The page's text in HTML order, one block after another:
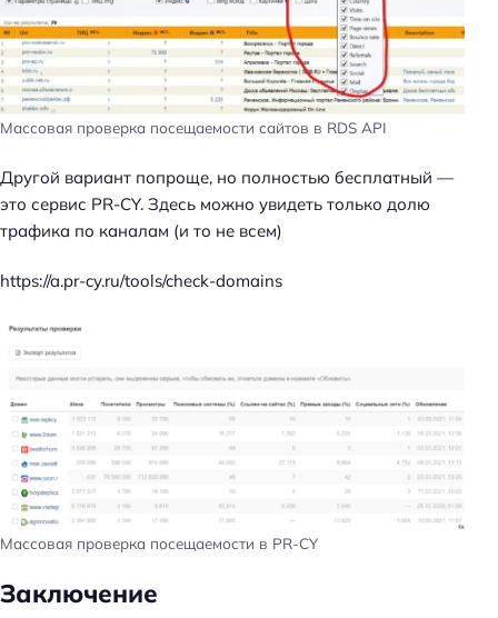
Массовая проверка посещаемости сайтов в RDS API
Другой вариант попроще, но полностью бесплатный —
это сервис PR-CY. Здесь можно увидеть только долю
трафика по каналам (и то не всем)
https://a.pr-cy.ru/tools/check-domains
Массовая проверка посещаемости в PR-CY
Заключение